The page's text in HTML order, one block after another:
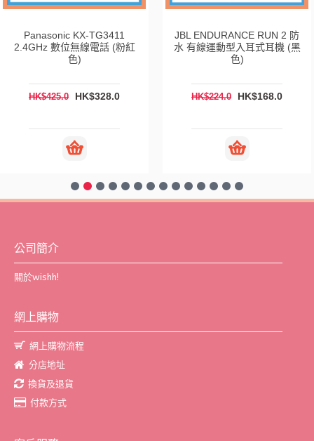
(粉紅
JBL ENDURANCE RUN 2 防
水 有線運動型入耳式耳機 (黑
HK$224.0
JBL
水 有線運動型入
HK$224.0
公司簡介
關於wishh!
網上購物
網上購物流程
分店地址
換貨及退貨
付款方式